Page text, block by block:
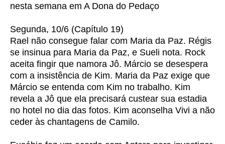
nesta semana em A Dona do Pedaço
Segunda, 10/6 (Capítulo 19)
Rael não consegue falar com Maria da Paz. Régis
se insinua para Maria da Paz, e Sueli nota. Rock
aceita fingir que namora Jô. Márcio se desespera
com a insistência de Kim. Maria da Paz exige que
Márcio se entenda com Kim no trabalho. Kim
revela a Jô que ela precisará custear sua estadia
no hotel no dia das fotos. Kim aconselha Vivi a não
ceder às chantagens de Camilo.